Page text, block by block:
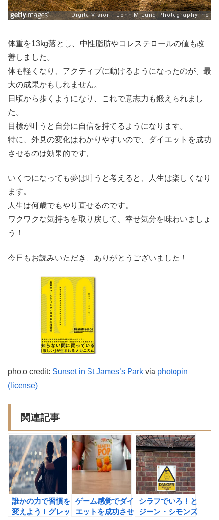
体重を13kg落とし、中性脂肪やコレステロールの値も改
善しました。
体も軽くなり、アクティブに動けるようになったのが、最
大の成果かもしれません。
日頃から歩くようになり、これで意志力も鍛えられまし
た。
目標が叶うと自分に自信を持てるようになります。
特に、外見の変化はわかりやすいので、ダイエットを成功
させるのは効果的です。
いくつになっても夢は叶うと考えると、人生は楽しくなり
ます。
人生は何歳でもやり直せるのです。
ワクワクな気持ちを取り戻して、幸せ気分を味わいましょ
う！
今日もお読みいただき、ありがとうございました！
photo credit: Sunset in St James’s Park via photopin
(license)
関連記事
誰かの力で習慣を
変えよう！グレッ
ゲーム感覚でダイ
エットを成功させ
シラフでいろ！と
ジーン・シモンズ